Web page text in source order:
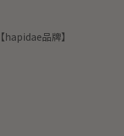
【hapidae品牌】